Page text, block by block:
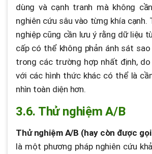
dùng và cạnh tranh mà không
nghiên cứu sâu vào từng khía cạnh.
nghiệp cũng cần lưu ý rằng dữ liệu
cấp có thể không phản ánh sát
trong các trường hợp nhất định,
với các hình thức khác có thể là
nhìn toàn diện hơn.
3.6. Thử nghiệm A/B
Thử nghiệm A/B (hay còn được
là một phương pháp nghiên cứu